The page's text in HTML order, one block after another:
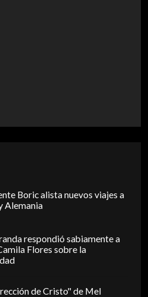
Boric alista nuevos viajes a
Alemania
respondió sabiamente a
Flores sobre la
de Cristo" de Mel